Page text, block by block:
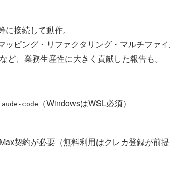
接続して動作。
ピング・リファクタリング・マルチファイ
、業務生産性に大きく貢献した報告も。
code
（WindowsはWSL必須）
契約が必要（無料利用はクレカ登録が前提